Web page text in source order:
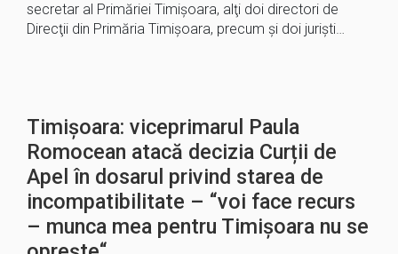
secretar al Primăriei Timişoara, alţi doi directori de
Direcţii din Primăria Timişoara, precum şi doi jurişti…
Timișoara: viceprimarul Paula
Romocean atacă decizia Curții de
Apel în dosarul privind starea de
incompatibilitate – “voi face recurs
– munca mea pentru Timișoara nu se